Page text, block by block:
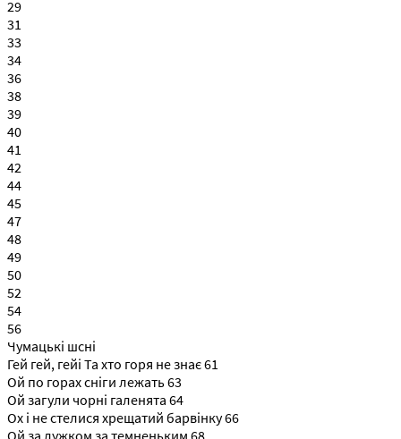
29
31
33
34
36
38
39
40
41
42
44
45
47
48
49
50
52
54
56
Чумацькі шсні
Гей гей, гейі Та хто горя не знає 61
Ой по горах сніги лежать 63
Ой загули чорні галенята 64
Ох і не стелися хрещатий барвінку 66
Ой за лужком за темненьким 68